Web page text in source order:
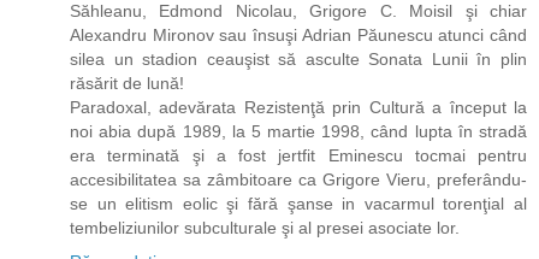
Săhleanu, Edmond Nicolau, Grigore C. Moisil şi chiar
Alexandru Mironov sau însuşi Adrian Păunescu atunci când
silea un stadion ceauşist să asculte Sonata Lunii în plin
răsărit de lună!
Paradoxal, adevărata Rezistenţă prin Cultură a început la
noi abia după 1989, la 5 martie 1998, când lupta în stradă
era terminată şi a fost jertfit Eminescu tocmai pentru
accesibilitatea sa zâmbitoare ca Grigore Vieru, preferându-
se un elitism eolic şi fără şanse in vacarmul torenţial al
tembeliziunilor subculturale şi al presei asociate lor.